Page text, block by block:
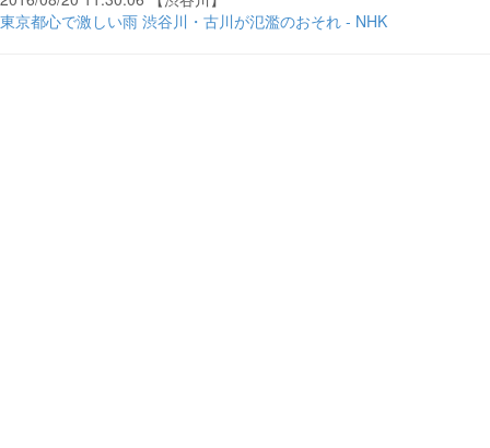
東京都心で激しい雨 渋谷川・古川が氾濫のおそれ - NHK